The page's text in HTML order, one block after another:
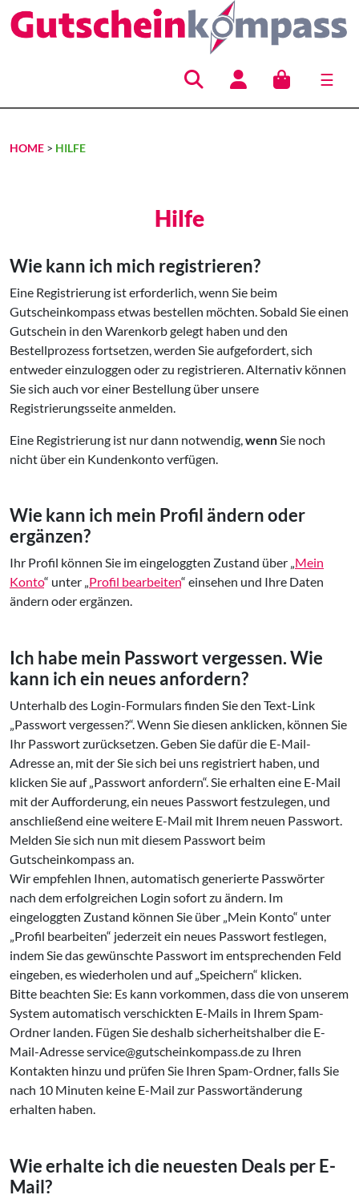
☰
Hauptnavigation
HOME > HILFE
Hilfe
Wie kann ich mich registrieren?
Eine Registrierung ist erforderlich, wenn Sie beim
Gutscheinkompass etwas bestellen möchten. Sobald Sie einen
Gutschein in den Warenkorb gelegt haben und den
Bestellprozess fortsetzen, werden Sie aufgefordert, sich
entweder einzuloggen oder zu registrieren. Alternativ können
Sie sich auch vor einer Bestellung über unsere
Registrierungsseite anmelden.
Eine Registrierung ist nur dann notwendig,wennSie noch
nicht über ein Kundenkonto verfügen.
Wie kann ich mein Profil ändern oder
ergänzen?
Ihr Profil können Sie im eingeloggten Zustand über „Mein
Konto“ unter „Profil bearbeiten“ einsehen und Ihre Daten
ändern oder ergänzen.
Ich habe mein Passwort vergessen. Wie
kann ich ein neues anfordern?
Unterhalb des Login-Formulars finden Sie den Text-Link
„Passwort vergessen?“. Wenn Sie diesen anklicken, können Sie
Ihr Passwort zurücksetzen. Geben Sie dafür die E-Mail-
Adresse an, mit der Sie sich bei uns registriert haben, und
klicken Sie auf „Passwort anfordern“. Sie erhalten eine E-Mail
mit der Aufforderung, ein neues Passwort festzulegen, und
anschließend eine weitere E-Mail mit Ihrem neuen Passwort.
Melden Sie sich nun mit diesem Passwort beim
Gutscheinkompass an.
Wir empfehlen Ihnen, automatisch generierte Passwörter
nach dem erfolgreichen Login sofort zu ändern. Im
eingeloggten Zustand können Sie über „Mein Konto“ unter
„Profil bearbeiten“ jederzeit ein neues Passwort festlegen,
indem Sie das gewünschte Passwort im entsprechenden Feld
eingeben, es wiederholen und auf „Speichern“ klicken.
Bitte beachten Sie: Es kann vorkommen, dass die von unserem
System automatisch verschickten E-Mails in Ihrem Spam-
Ordner landen. Fügen Sie deshalb sicherheitshalber die E-
Mail-Adresse service@gutscheinkompass.de zu Ihren
Kontakten hinzu und prüfen Sie Ihren Spam-Ordner, falls Sie
nach 10 Minuten keine E-Mail zur Passwortänderung
erhalten haben.
Wie erhalte ich die neuesten Deals per E-
Mail?